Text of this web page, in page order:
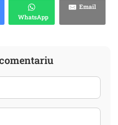
WhatsApp
Email